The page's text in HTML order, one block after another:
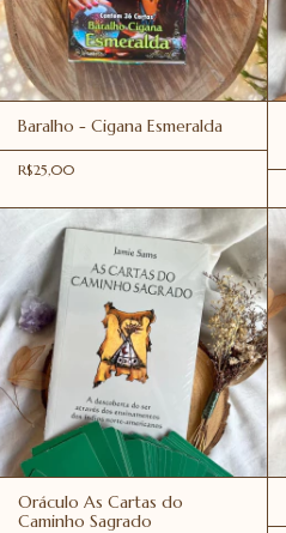
Baralho - Cigana Esmeralda
R$25,00
Oráculo As Cartas do
Caminho Sagrado